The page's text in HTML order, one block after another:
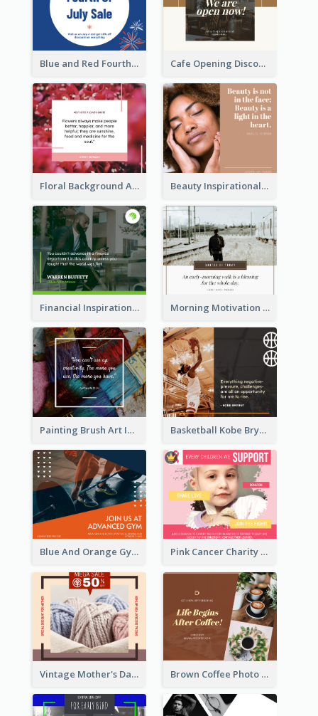
Blue and Red Fourth of July Sale Facebook Post Cafe Opening Discount Facebook Post
Floral Background Aesthetic Quote Facebook Post Beauty Inspirational Quote Facebook Post
Financial Inspirational Quotes Facebook Post Morning Motivation Quotes Of Today Facebook Post
Painting Brush Art Inspirational quote Facebook Post Basketball Kobe Bryant Quote Facebook Post
Blue And Orange Gym Photo Fitness Centre Facebook Post Pink Cancer Charity Facebook Post
Vintage Mother's Day Special Offer Facebook Post Design Brown Coffee Photo Coffee Shop Facebook Post